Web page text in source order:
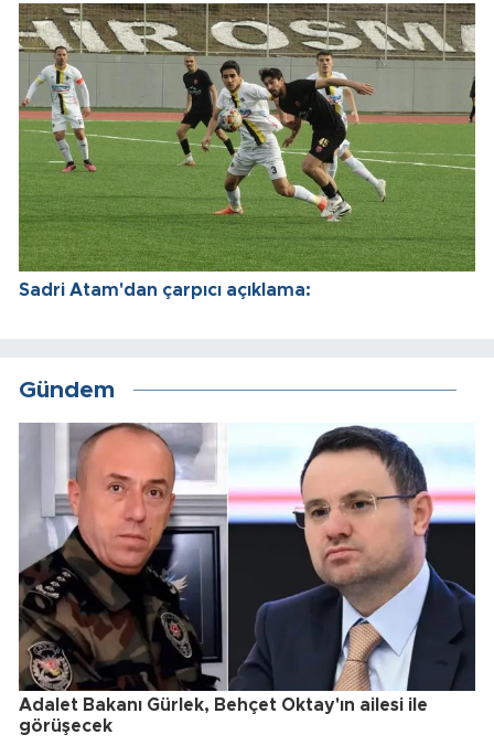
Sadri Atam'dan çarpıcı açıklama:
Gündem
Adalet Bakanı Gürlek, Behçet Oktay'ın ailesi ile
görüşecek